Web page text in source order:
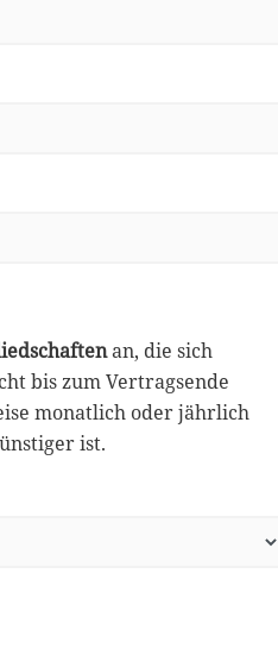
an, die sich
bis zum Vertragsende
monatlich oder jährlich
ist.